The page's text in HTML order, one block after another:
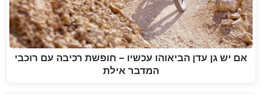
אם יש גן עדן הביאוהו עכשיו – חופשת רכיבה עם רוכבי
המדבר אילת